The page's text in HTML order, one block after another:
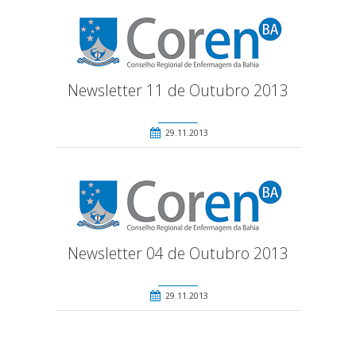
Newsletter 11 de Outubro 2013
29.11.2013
Newsletter 04 de Outubro 2013
29.11.2013